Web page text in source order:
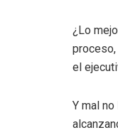
¿Lo
proceso,
el
Y mal